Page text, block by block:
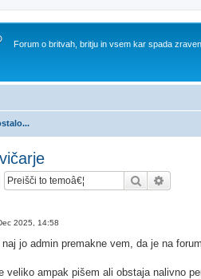
Forum o britvah, britju in vsem kar spada zraven
Iskanje
2025, 14:58
jo admin premakne vem, da je na
veliko ampak pišem ali obstaja nalivno